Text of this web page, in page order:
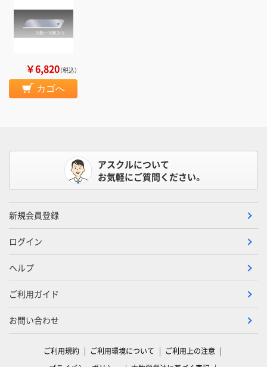
￥6,820（税込）
カゴへ
アスクルについて
お気軽にご質問ください。
新規会員登録
ログイン
ヘルプ
ご利用ガイド
お問い合わせ
ご利用規約 ご利用環境について
ご利用上の注意